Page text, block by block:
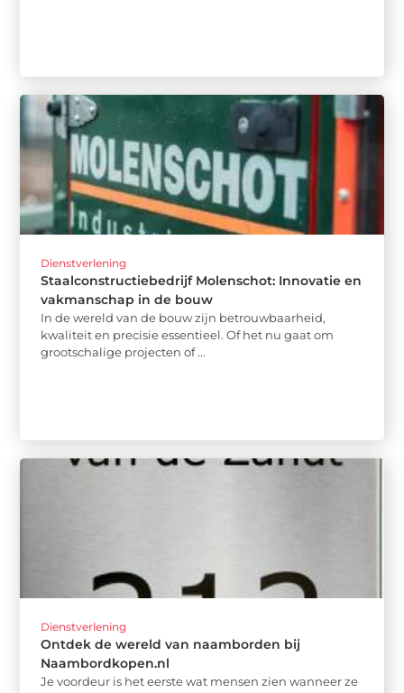
Dienstverlening
Staalconstructiebedrijf Molenschot: Innovatie en
vakmanschap in de bouw
In de wereld van de bouw zijn betrouwbaarheid,
kwaliteit en precisie essentieel. Of het nu gaat om
grootschalige projecten of ...
Dienstverlening
Ontdek de wereld van naamborden bij
Naambordkopen.nl
Je voordeur is het eerste wat mensen zien wanneer ze